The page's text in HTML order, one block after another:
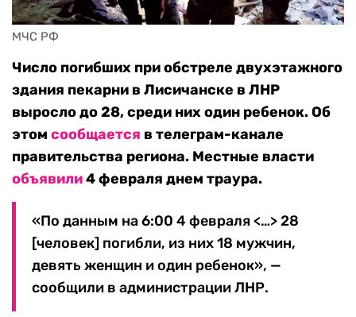
МЧС РФ
Число погибших при обстреле двухэтажного
здания пекарни в Лисичанске в ЛНР
выросло до 28, среди них один ребенок. Об
этом сообщается в телеграм-канале
правительства региона. Местные власти
объявили4 февраля днем траура.
«По данным на 6:00 4 февраля <…> 28
[человек] погибли, из них 18 мужчин,
девять женщин и один ребенок», —
сообщили в администрации ЛНР.